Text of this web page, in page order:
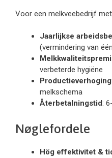
Voor een melkveebedrijf
Jaarlijkse
(vermindering van
verbeterde hygiëne
Productieverhoging
melkschema
Återbetalningstid:
Nøglefordele
Hög effektivitet &